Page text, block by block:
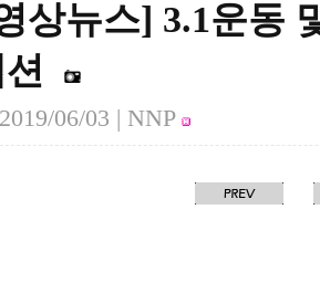
상뉴스] 3.1운동
2019/06/03 | NNP